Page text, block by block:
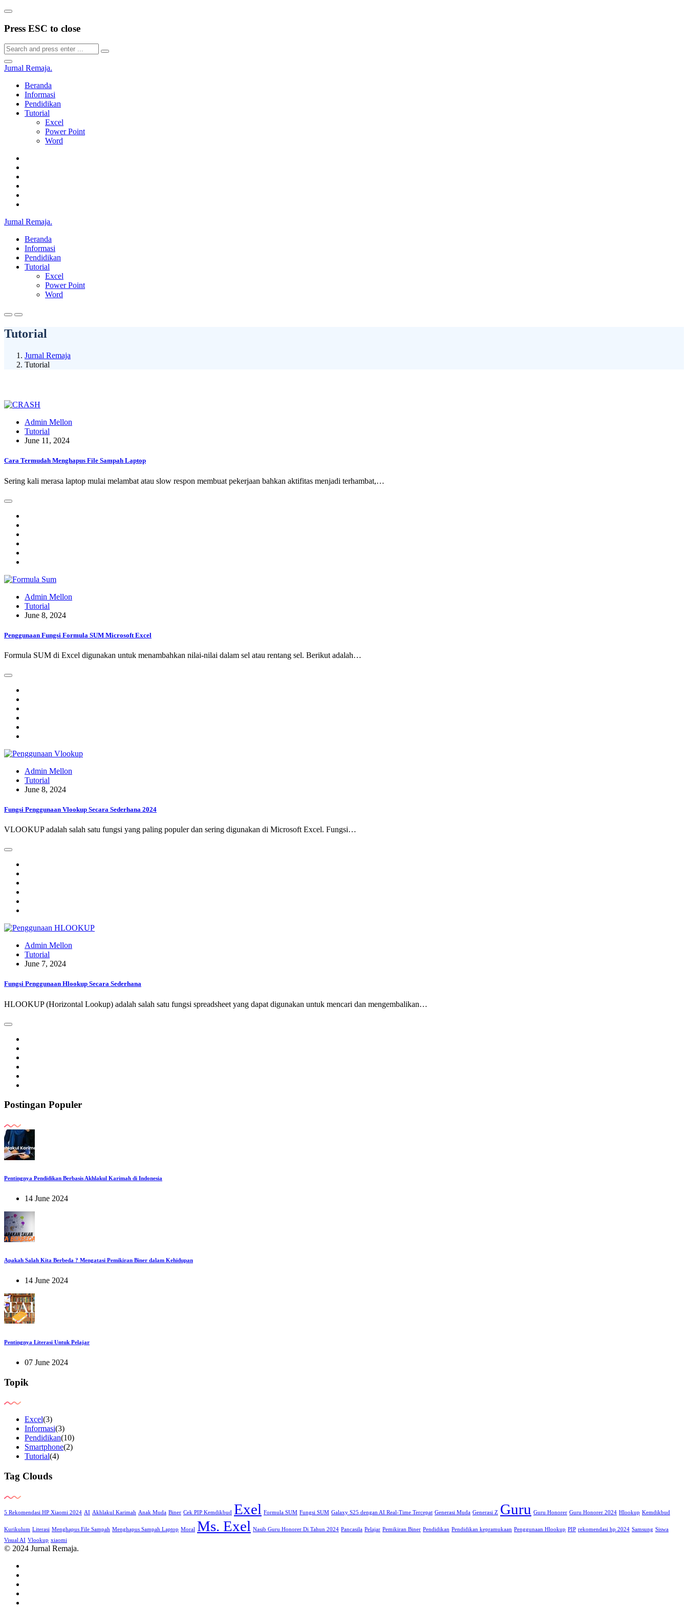
Press ESC to close
Jurnal Remaja.
Beranda
Informasi
Pendidikan
Tutorial
Excel
Power Point
Word
Jurnal Remaja.
Beranda
Informasi
Pendidikan
Tutorial
Excel
Power Point
Word
Tutorial
Jurnal Remaja
Tutorial
Admin Mellon
Tutorial
June 11, 2024
Cara Termudah Menghapus File Sampah Laptop
Sering kali merasa laptop mulai melambat atau slow respon membuat pekerjaan bahkan aktifitas menjadi terhambat,…
Admin Mellon
Tutorial
June 8, 2024
Penggunaan Fungsi Formula SUM Microsoft Excel
Formula SUM di Excel digunakan untuk menambahkan nilai-nilai dalam sel atau rentang sel. Berikut adalah…
Admin Mellon
Tutorial
June 8, 2024
Fungsi Penggunaan Vlookup Secara Sederhana 2024
VLOOKUP adalah salah satu fungsi yang paling populer dan sering digunakan di Microsoft Excel. Fungsi…
Admin Mellon
Tutorial
June 7, 2024
Fungsi Penggunaan Hlookup Secara Sederhana
HLOOKUP (Horizontal Lookup) adalah salah satu fungsi spreadsheet yang dapat digunakan untuk mencari dan mengembalikan…
Postingan Populer
Pentingnya Pendidikan Berbasis Akhlakul Karimah di Indonesia
14 June 2024
Apakah Salah Kita Berbeda ? Mengatasi Pemikiran Biner dalam Kehidupan
14 June 2024
Pentingnya Literasi Untuk Pelajar
07 June 2024
Topik
Excel(3)
Informasi(3)
Pendidikan(10)
Smartphone(2)
Tutorial(4)
Tag Clouds
5 Rekomendasi HP Xiaomi 2024 AI Akhlakul Karimah Anak Muda Biner Cek PIP Kemdikbud Exel Formula SUM Fungsi SUM Galaxy S25 dengan AI Real-Time Tercepat Generasi Muda Generasi Z Guru Guru Honorer Guru Honorer 2024 Hlookup Kemdikbud
Kurikulum Literasi Menghapus File Sampah Menghapus Sampah Laptop Moral Ms. Exel Nasib Guru Honorer Di Tahun 2024 Pancasila Pelajar Pemikiran Biner Pendidikan Pendidikan kepramukaan Penggunaan Hlookup PIP rekomendasi hp 2024 Samsung Siswa
Visual AI Vlookup xiaomi
© 2024 Jurnal Remaja.